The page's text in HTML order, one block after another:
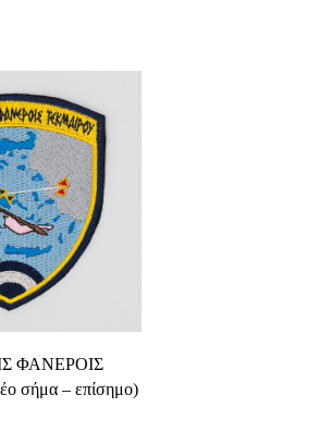
ΦΑΝΕΡΟΙΣ
σήμα – επίσημο)